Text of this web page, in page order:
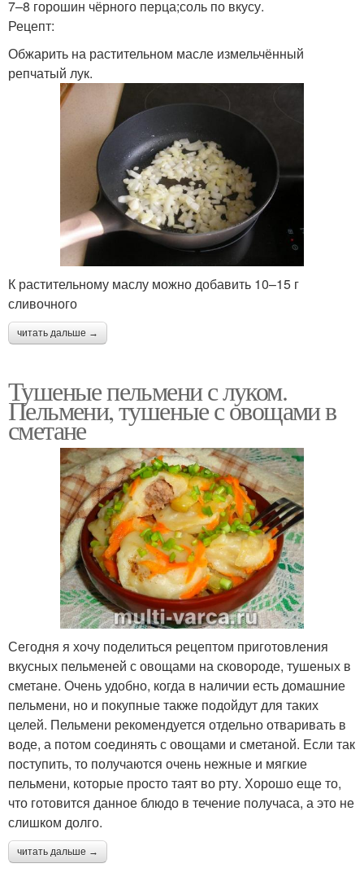
7–8 горошин чёрного перца;соль по вкусу.
Рецепт:
Обжарить на растительном масле измельчённый
репчатый лук.
К растительному маслу можно добавить 10–15 г
сливочного
читать дальше →
Тушеные пельмени с луком.
Пельмени, тушеные с овощами в
сметане
Сегодня я хочу поделиться рецептом приготовления
вкусных пельменей с овощами на сковороде, тушеных в
сметане. Очень удобно, когда в наличии есть домашние
пельмени, но и покупные также подойдут для таких
целей. Пельмени рекомендуется отдельно отваривать в
воде, а потом соединять с овощами и сметаной. Если так
поступить, то получаются очень нежные и мягкие
пельмени, которые просто таят во рту. Хорошо еще то,
что готовится данное блюдо в течение получаса, а это не
слишком долго.
читать дальше →